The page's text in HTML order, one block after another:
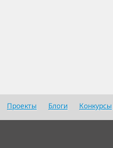
Проекты Блоги Конкурсы